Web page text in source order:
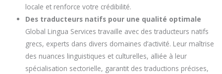
locale et renforce votre crédibilité.
Des traducteurs natifs pour une qualité optimale
Global Lingua Services travaille avec des traducteurs natifs
grecs, experts dans divers domaines d’activité. Leur maîtrise
des nuances linguistiques et culturelles, alliée à leur
spécialisation sectorielle, garantit des traductions précises,